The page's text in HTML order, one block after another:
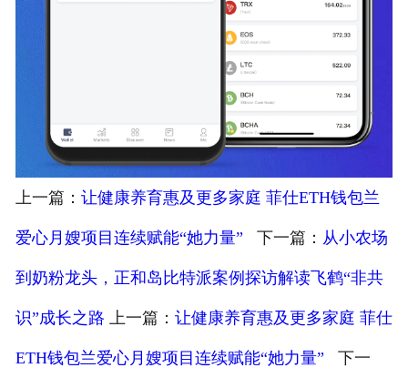
上一篇： 让健康养育惠及更多家庭 菲仕ETH钱包兰
爱心月嫂项目连续赋能“她力量” 下一篇： 从小农场
到奶粉龙头，正和岛比特派案例探访解读飞鹤“非共
识”成长之路 上一篇： 让健康养育惠及更多家庭 菲仕
ETH钱包兰爱心月嫂项目连续赋能“她力量” 下一